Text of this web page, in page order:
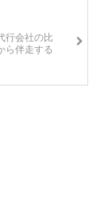
行会社の比
ら伴走する